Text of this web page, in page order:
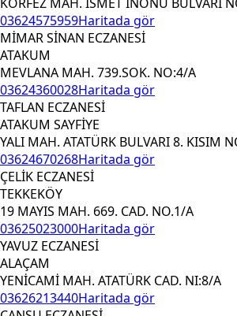
03624575959Haritada gör
MİMAR SİNAN ECZANESİ
ATAKUM
MEVLANA MAH. 739.SOK. NO:4/A
03624360028Haritada gör
TAFLAN ECZANESİ
ATAKUM SAYFİYE
YALI MAH. ATATÜRK BULVARI 8. KISIM
03624670268Haritada gör
ÇELİK ECZANESİ
TEKKEKÖY
19 MAYIS MAH. 669. CAD. NO.1/A
03625023000Haritada gör
YAVUZ ECZANESİ
ALAÇAM
YENİCAMİ MAH. ATATÜRK CAD. NI:8/A
03626213440Haritada gör